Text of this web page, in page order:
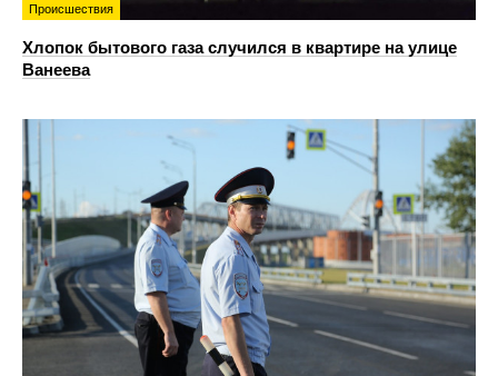
Происшествия
Хлопок бытового газа случился в квартире на улице
Ванеева